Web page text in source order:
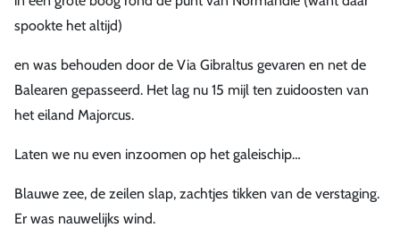
spookte het altijd)
en was behouden door de Via Gibraltus gevaren en net de
Balearen gepasseerd. Het lag nu 15 mijl ten zuidoosten van
het eiland Majorcus.
Laten we nu even inzoomen op het galeischip…
Blauwe zee, de zeilen slap, zachtjes tikken van de verstaging.
Er was nauwelijks wind.